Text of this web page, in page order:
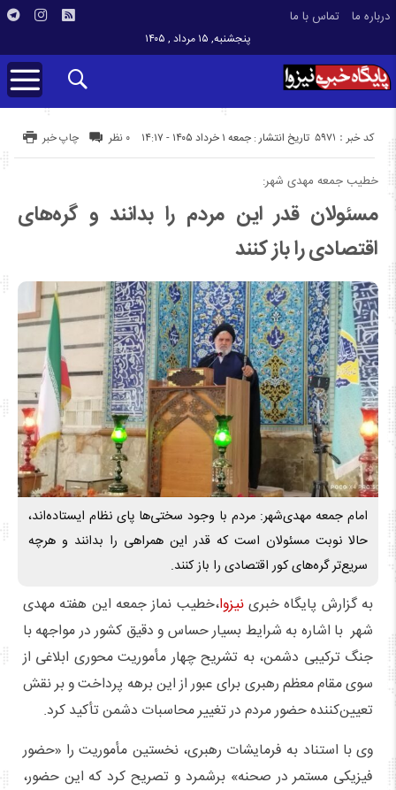
درباره ما تماس با ما
پنجشنبه, ۱۵ مرداد , ۱۴۰۵
تاریخ انتشار : جمعه ۱ خرداد ۱۴۰۵ - ۱۴:۱۷ کد خبر : 5971 چاپ خبر ۰ نظر
خطیب جمعه مهدی شهر:
مسئولان قدر این مردم را بدانند و گره‌های
اقتصادی را باز کنند
امام جمعه مهدی‌شهر: مردم با وجود سختی‌ها پای نظام ایستاده‌اند،
حالا نوبت مسئولان است که قدر این همراهی را بدانند و هرچه
سریع‌تر گره‌های کور اقتصادی را باز کنند.
به گزارش پایگاه خبرینیزوا،خطیب نماز جمعه این هفته مهدی
شهر با اشاره به شرایط بسیار حساس و دقیق کشور در مواجهه با
جنگ ترکیبی دشمن، به تشریح چهار مأموریت محوری ابلاغی از
سوی مقام معظم رهبری برای عبور از این برهه پرداخت و بر نقش
تعیین‌کننده حضور مردم در تغییر محاسبات دشمن تأکید کرد.
وی با استناد به فرمایشات رهبری، نخستین مأموریت را «حضور
فیزیکی مستمر در صحنه» برشمرد و تصریح کرد که این حضور،